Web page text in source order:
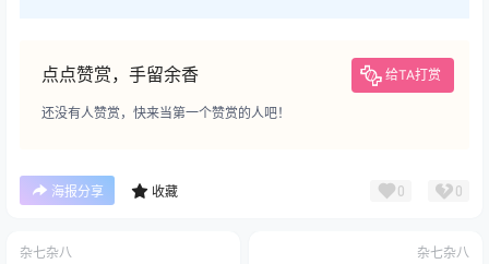
点点赞赏，手留余香 给TA打赏
还没有人赞赏，快来当第一个赞赏的人吧！
海报分享 收藏 0 0
杂七杂八 杂七杂八